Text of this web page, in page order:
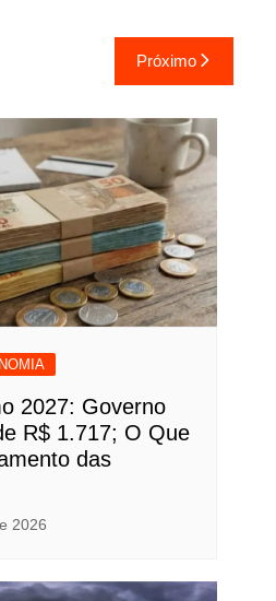
Próximo
2027: Governo
R$ 1.717; O Que
das
2026